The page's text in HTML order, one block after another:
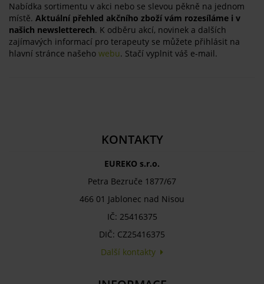
Nabídka sortimentu v akci nebo se slevou pěkně na jednom
místě. Aktuální přehled akčního zboží vám rozesíláme i v
našich newsletterech. K odběru akcí, novinek a dalších
zajímavých informací pro terapeuty se můžete přihlásit na
hlavní stránce našeho webu. Stačí vyplnit váš e-mail.
KONTAKTY
EUREKO s.r.o.
Petra Bezruče 1877/67
466 01 Jablonec nad Nisou
IČ: 25416375
DIČ: CZ25416375
Další kontakty